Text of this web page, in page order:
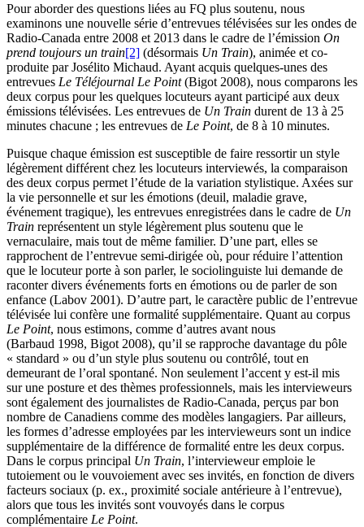
Pour aborder des questions liées au FQ plus soutenu, nous
examinons une nouvelle série d’entrevues télévisées sur les ondes de
Radio-Canada entre 2008 et 2013 dans le cadre de l’émission On
prend toujours un train[2] (désormais Un Train), animée et co-
produite par Josélito Michaud. Ayant acquis quelques-unes des
entrevues Le Téléjournal Le Point(Bigot 2008), nous comparons les
deux corpus pour les quelques locuteurs ayant participé aux deux
émissions télévisées. Les entrevues de Un Train durent de 13 à 25
minutes chacune ; les entrevues de Le Point, de 8 à 10 minutes.
Puisque chaque émission est susceptible de faire ressortir un style
légèrement différent chez les locuteurs interviewés, la comparaison
des deux corpus permet l’étude de la variation stylistique. Axées sur
la vie personnelle et sur les émotions (deuil, maladie grave,
événement tragique), les entrevues enregistrées dans le cadre de Un
Train représentent un style légèrement plus soutenu que le
vernaculaire, mais tout de même familier. D’une part, elles se
rapprochent de l’entrevue semi-dirigée où, pour réduire l’attention
que le locuteur porte à son parler, le sociolinguiste lui demande de
raconter divers événements forts en émotions ou de parler de son
enfance (Labov 2001). D’autre part, le caractère public de l’entrevue
télévisée lui confère une formalité supplémentaire. Quant au corpus
Le Point, nous estimons, comme d’autres avant nous
(Barbaud 1998, Bigot 2008), qu’il se rapproche davantage du pôle
« standard » ou d’un style plus soutenu ou contrôlé, tout en
demeurant de l’oral spontané. Non seulement l’accent y est-il mis
sur une posture et des thèmes professionnels, mais les intervieweurs
sont également des journalistes de Radio-Canada, perçus par bon
nombre de Canadiens comme des modèles langagiers. Par ailleurs,
les formes d’adresse employées par les intervieweurs sont un indice
supplémentaire de la différence de formalité entre les deux corpus.
Dans le corpus principal Un Train, l’intervieweur emploie le
tutoiement ou le vouvoiement avec ses invités, en fonction de divers
facteurs sociaux (p. ex., proximité sociale antérieure à l’entrevue),
alors que tous les invités sont vouvoyés dans le corpus
complémentaire Le Point.